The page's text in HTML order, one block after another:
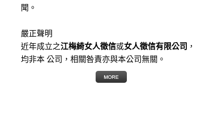
聞。
嚴正聲明
近年成立之江梅綺女人徵信或女人徵信有限公司 ，
均非本 公司，相關咎責亦與本公司無關。